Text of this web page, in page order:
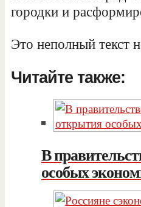
городки и
Это неполный текст
Читайте также:
В
особых